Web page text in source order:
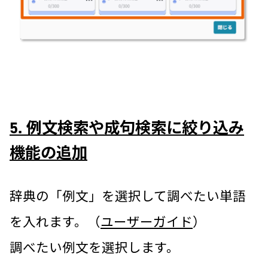
5. 例文検索や成句検索に絞り込み
機能の追加
辞典の「例文」を選択して調べたい単語
を入れます。（ユーザーガイド）
調べたい例文を選択します。